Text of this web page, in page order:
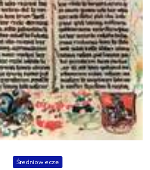
Średniowiecze